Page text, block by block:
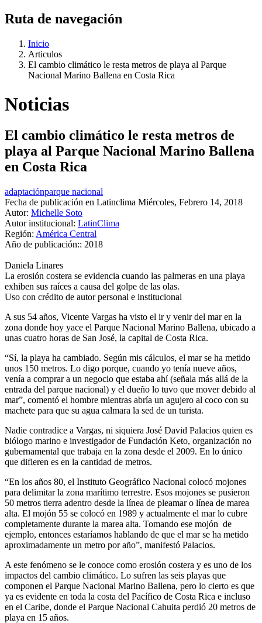
Ruta de navegación
Inicio
Articulos
El cambio climático le resta metros de playa al Parque
Nacional Marino Ballena en Costa Rica
Noticias
El cambio climático le resta metros de
playa al Parque Nacional Marino Ballena
en Costa Rica
adaptaciónparque nacional
Fecha de publicación en Latinclima Miércoles, Febrero 14, 2018
Autor: Michelle Soto
Autor institucional: LatinClima
Región: América Central
Año de publicación:: 2018
Daniela Linares
La erosión costera se evidencia cuando las palmeras en una playa
exhiben sus raíces a causa del golpe de las olas.
Uso con crédito de autor personal e institucional
A sus 54 años, Vicente Vargas ha visto el ir y venir del mar en la
zona donde hoy yace el Parque Nacional Marino Ballena, ubicado a
unas cuatro horas de San José, la capital de Costa Rica.
“Sí, la playa ha cambiado. Según mis cálculos, el mar se ha metido
unos 150 metros. Lo digo porque, cuando yo tenía nueve años,
venía a comprar a un negocio que estaba ahí (señala más allá de la
entrada del parque nacional) y el dueño lo tuvo que mover debido al
mar”, comentó el hombre mientras abría un agujero al coco con su
machete para que su agua calmara la sed de un turista.
Nadie contradice a Vargas, ni siquiera José David Palacios quien es
biólogo marino e investigador de Fundación Keto, organización no
gubernamental que trabaja en la zona desde el 2009. En lo único
que difieren es en la cantidad de metros.
“En los años 80, el Instituto Geográfico Nacional colocó mojones
para delimitar la zona marítimo terrestre. Esos mojones se pusieron
50 metros tierra adentro desde la línea de pleamar o línea de marea
alta. El mojón 55 se colocó en 1989 y actualmente el mar lo cubre
completamente durante la marea alta. Tomando ese mojón de
ejemplo, entonces estaríamos hablando de que el mar se ha metido
aproximadamente un metro por año”, manifestó Palacios.
A este fenómeno se le conoce como erosión costera y es uno de los
impactos del cambio climático. Lo sufren las seis playas que
componen el Parque Nacional Marino Ballena, pero lo cierto es que
ya es evidente en toda la costa del Pacífico de Costa Rica e incluso
en el Caribe, donde el Parque Nacional Cahuita perdió 20 metros de
playa en 15 años.